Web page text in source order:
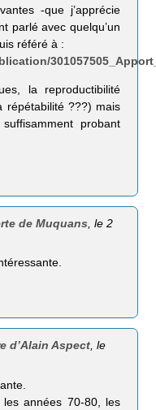
-que j’apprécie
parlé avec quelqu’un
référé à :
la reproductibilité
répétabilité ???) mais
probant
de Muquans, le 2
d’Alain Aspect, le
années 70-80, les